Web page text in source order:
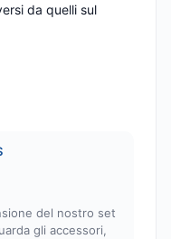
da quelli sul
del nostro set
gli accessori,